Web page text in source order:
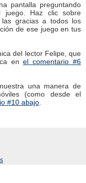
pantalla preguntando
juego. Haz clic sobre
gracias a todos los
de ese juego en tus
del lector Felipe, que
enel comentario #6
una manera de
(como desde el
#10 abajo